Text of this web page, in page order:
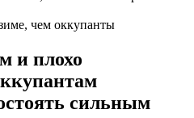
чем оккупанты
и плохо
сильным